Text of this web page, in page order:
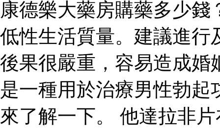
康德樂大藥房購藥多少
低性生活質量。建議進行
後果很嚴重，容易造成婚
是一種用於治療男性勃
來了解一下。 他達拉非